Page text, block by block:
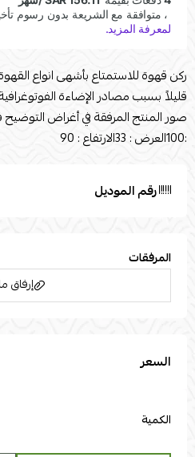
ركن قهوة للاستمتاع بأشهى انواع
قليلاً بسبب مصادر الإضاءة
صور المنتج المرفقة في أغراض
:100العرض : 33الارتفاع : 90
رقم الموديل
المرفقات
إرفاق
اسحب و افلت
السعر
الكمية